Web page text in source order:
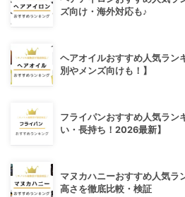
ズ向け・海外対応も♪
ヘアオイルおすすめ人気ラン
別やメンズ向けも！】
フライパンおすすめ人気ラン
い・長持ち！2026最新】
マヌカハニーおすすめ人気ラ
高さを徹底比較・検証